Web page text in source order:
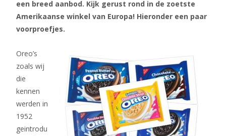
een breed aanbod. Kijk gerust rond in de zoetste
Amerikaanse winkel van Europa! Hieronder een paar
voorproefjes.
Oreo’s
zoals wij
die
kennen
werden in
1952
geintrodu